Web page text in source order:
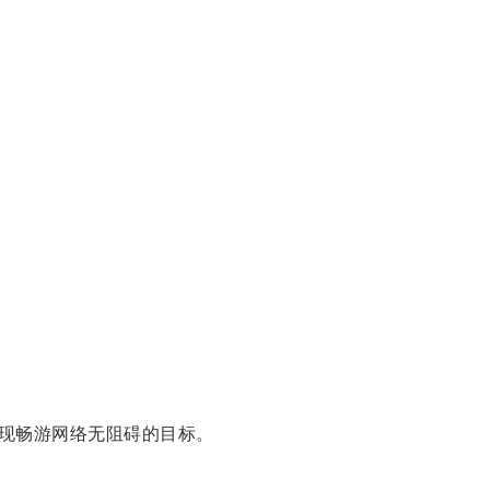
游网络无阻碍的目标。